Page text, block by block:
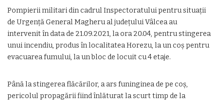
Pompierii militari din cadrul Inspectoratului pentru situații
de Urgență General Magheru al județului Vâlcea au
intervenit în data de 21.09.2021, la ora 20.04, pentru stingerea
unui incendiu, produs în localitatea Horezu, la un coș pentru
evacuarea fumului, la un bloc de locuit cu 4 etaje.
Până la stingerea flăcărilor, a ars funinginea de pe coș,
pericolul propagării fiind înlăturat la scurt timp de la